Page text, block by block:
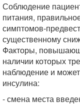
Соблюдение
питания,
симптомов-
существенному
Факторы,
наличии которых
наблюдение и
инсулина:
- смена места